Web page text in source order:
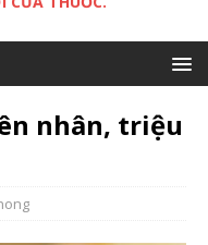
nhân, triệu